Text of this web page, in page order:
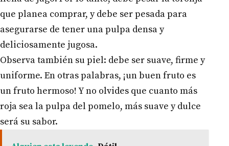
que planea comprar, y debe ser pesada para
asegurarse de tener una pulpa densa y
deliciosamente jugosa.
Observa también su piel: debe ser suave, firme y
uniforme. En otras palabras, ¡un buen fruto es
un fruto hermoso! Y no olvides que cuanto más
roja sea la pulpa del pomelo, más suave y dulce
será su sabor.